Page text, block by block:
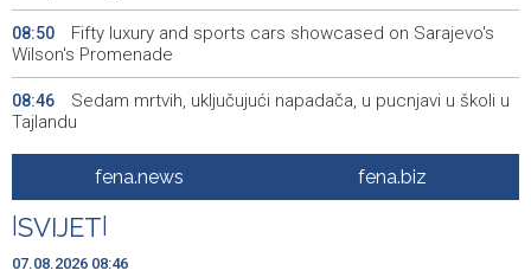
08:50
Fifty luxury and sports cars showcased on Sarajevo's
Wilson's Promenade
08:46
Sedam mrtvih, uključujući napadača, u pucnjavi u školi u
Tajlandu
Danas nova saslušanja saradnika Memorijalnog centra
Srebrenica
08:42
Na ZEPS 2026 dolazi najveća poslovna delegacija iz
Libije
fena.news fena.biz
SVIJET
07.08.2026 08:46